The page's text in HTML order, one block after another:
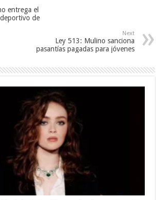
entrega el
de
Next
Ley 513: Mulino sanciona
pasantías pagadas para jóvenes